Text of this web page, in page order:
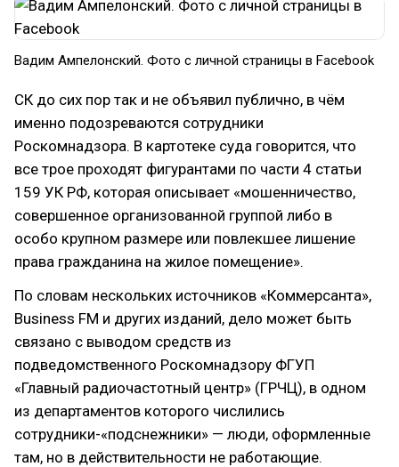
Вадим Ампелонский. Фото с личной страницы в Facebook
СК до сих пор так и не объявил публично, в чём
именно подозреваются сотрудники
Роскомнадзора. В картотеке суда говорится, что
все трое проходят фигурантами по части 4 статьи
159 УК РФ, которая описывает «мошенничество,
совершенное организованной группой либо в
особо крупном размере или повлекшее лишение
права гражданина на жилое помещение».
По словам нескольких источников «Коммерсанта»,
Business FM и других изданий, дело может быть
связано с выводом средств из
подведомственного Роскомнадзору ФГУП
«Главный радиочастотный центр» (ГРЧЦ), в одном
из департаментов которого числились
сотрудники-«подснежники» — люди, оформленные
там, но в действительности не работающие.